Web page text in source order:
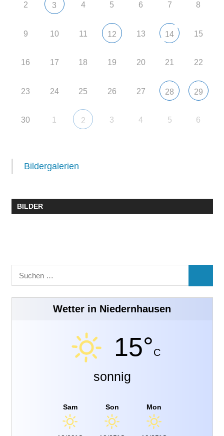
2 3 4 5 6 7 8
9 10 11 12 13 14 15
16 17 18 19 20 21 22
23 24 25 26 27 28 29
30 1 2 3 4 5 6
Bildergalerien
BILDER
Suchen
nach:
Wetter in Niedernhausen
15°C
sonnig
Sam Son Mon